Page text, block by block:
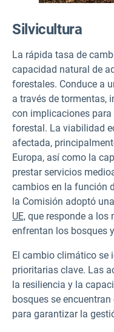
Silvicultura
La rápida tasa de
capacidad natural de
forestales. Conduce a
a través de tormentas,
con implicaciones
forestal. La viabilidad
afectada,
Europa, así como la
prestar servicios
cambios en la función
la Comisión adoptó
UE, que responde a los
enfrentan los bosques
El cambio climático se
prioritarias clave. Las
la resiliencia y la
bosques se
para garantizar la